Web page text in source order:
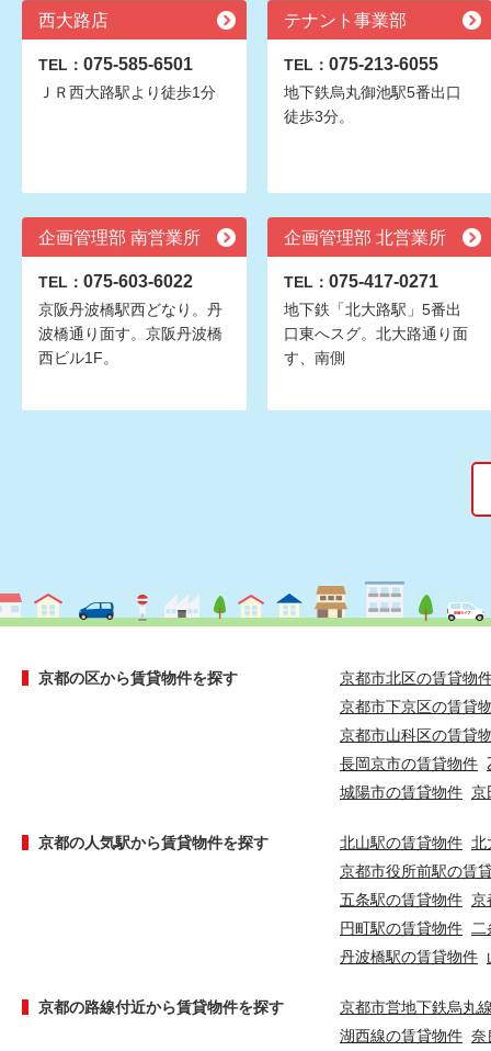
西大路店
TEL： 075-585-6501
ＪＲ西大路駅より徒歩1分
テナント事業部
TEL： 075-213-6055
地下鉄烏丸御池駅5番出口
徒歩3分。
企画管理部 南営業所
TEL： 075-603-6022
京阪丹波橋駅西どなり。丹
波橋通り面す。京阪丹波橋
西ビル1F。
企画管理部 北営業所
TEL： 075-417-0271
地下鉄「北大路駅」5番出
口東へスグ。北大路通り面
す、南側
京都の区から賃貸物件を探す
京都市北区の賃貸物
京都市下京区の賃貸
京都市山科区の賃貸
長岡京市の賃貸物件
城陽市の賃貸物件 京
京都の人気駅から賃貸物件を探す 北山駅の賃貸物件 北
京都市役所前駅の賃
五条駅の賃貸物件 京
円町駅の賃貸物件
丹波橋駅の賃貸物件
京都の路線付近から賃貸物件を探す
京都市営地下鉄烏丸
湖西線の賃貸物件 奈